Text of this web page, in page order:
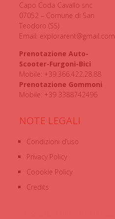
Capo Coda Cavallo snc
07052 – Comune di San
Teodoro (SS)
Email: explorarent@gmail.com
Prenotazione Auto-
Scooter-Furgoni-Bici
Mobile: +39.366.422.28.88
Prenotazione Gommoni
Mobile: +39 3388742496
NOTE LEGALI
Condizioni d’uso
Privacy Policy
Coookie Policy
Credits